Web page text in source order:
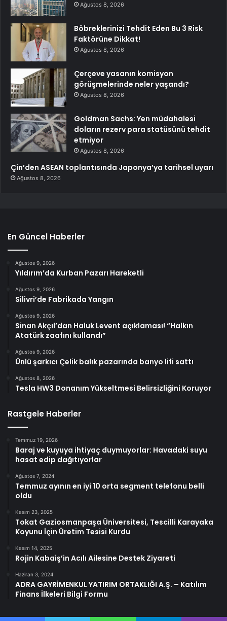
Ağustos 8, 2026
Böbreklerinizi Tehdit Eden Bu 3 Risk
Faktörüne Dikkat!
Ağustos 8, 2026
Çerçeve yasanın komisyon
görüşmelerinde neler yaşandı?
Ağustos 8, 2026
Goldman Sachs: Yen müdahalesi
doların rezerv para statüsünü tehdit
etmiyor
Ağustos 8, 2026
Çin’den ASEAN toplantısında Japonya’ya tarihsel uyarı
Ağustos 8, 2026
En Güncel Haberler
Ağustos 9, 2026
Yıldırım’da Kurban Pazarı Hareketli
Ağustos 9, 2026
Silivri’de Fabrikada Yangın
Ağustos 9, 2026
Sinan Akçıl’dan Haluk Levent açıklaması! “Halkın
Atatürk zaafını kullandı”
Ağustos 9, 2026
Ünlü şarkıcı Çelik balık pazarında banyo lifi sattı
Ağustos 8, 2026
Tesla HW3 Donanım Yükseltmesi Belirsizliğini Koruyor
Rastgele Haberler
Temmuz 19, 2026
Baraj ve kuyuya ihtiyaç duymuyorlar: Havadaki suyu
hasat edip dağıtıyorlar
Ağustos 7, 2024
Temmuz ayının en iyi 10 orta segment telefonu belli
oldu
Kasım 23, 2025
Tokat Gaziosmanpaşa Üniversitesi, Tescilli Karayaka
Koyunu İçin Üretim Tesisi Kurdu
Kasım 14, 2025
Rojin Kabaiş’in Acılı Ailesine Destek Ziyareti
Haziran 3, 2024
ADRA GAYRİMENKUL YATIRIM ORTAKLIĞI A.Ş. – Katılım
Finans İlkeleri Bilgi Formu